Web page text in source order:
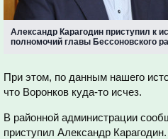
Александр Карагодин приступил к
полномочий главы Бессоновского
При этом, по данным нашего
что Воронков куда-то исчез.
В районной администрации
приступил Александр